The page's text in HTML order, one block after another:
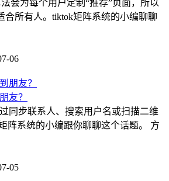
会为每个用户定制“推荐”页面，所以
合所有人。tiktok矩阵系统的小编聊聊
06
友？
同步联系人、搜索用户名或扫描二维
阵系统的小编跟你聊聊这个话题。 方
05